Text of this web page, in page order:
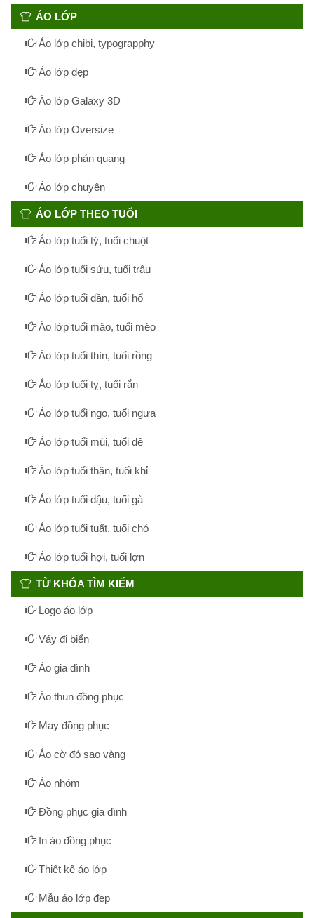
ÁO LỚP
Áo lớp chibi, typograpphy
Áo lớp đẹp
Áo lớp Galaxy 3D
Áo lớp Oversize
Áo lớp phản quang
Áo lớp chuyên
ÁO LỚP THEO TUỔI
Áo lớp tuổi tý, tuổi chuột
Áo lớp tuổi sửu, tuổi trâu
Áo lớp tuổi dần, tuổi hổ
Áo lớp tuổi mão, tuổi mèo
Áo lớp tuổi thìn, tuổi rồng
Áo lớp tuổi tỵ, tuổi rắn
Áo lớp tuổi ngọ, tuổi ngựa
Áo lớp tuổi mùi, tuổi dê
Áo lớp tuổi thân, tuổi khỉ
Áo lớp tuổi dậu, tuổi gà
Áo lớp tuổi tuất, tuổi chó
Áo lớp tuổi hợi, tuổi lợn
TỪ KHÓA TÌM KIẾM
Logo áo lớp
Váy đi biển
Áo gia đình
Áo thun đồng phục
May đồng phục
Áo cờ đỏ sao vàng
Áo nhóm
Đồng phục gia đình
In áo đồng phục
Thiết kế áo lớp
Mẫu áo lớp đẹp